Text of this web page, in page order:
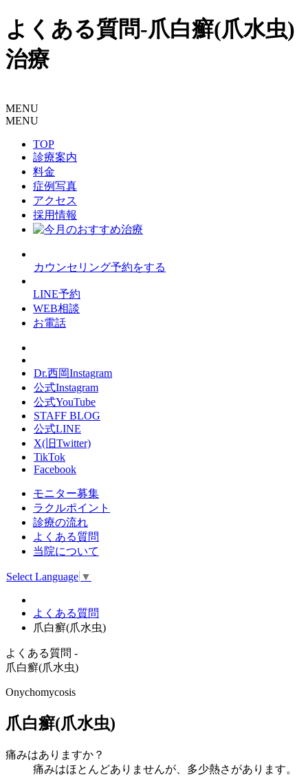
よくある質問-爪白癬(爪水虫)
治療
MENU
MENU
TOP
診療案内
料金
症例写真
アクセス
採用情報
カウンセリング予約をする
LINE予約
WEB相談
お電話
Dr.西岡Instagram
公式Instagram
公式YouTube
STAFF BLOG
公式LINE
X(旧Twitter)
TikTok
Facebook
モニター募集
ラクルポイント
診療の流れ
よくある質問
当院について
Select Language ▼
よくある質問
爪白癬(爪水虫)
よくある質問 -
爪白癬(爪水虫)
Onychomycosis
爪白癬(爪水虫)
痛みはありますか？
痛みはほとんどありませんが、多少熱さがあります。